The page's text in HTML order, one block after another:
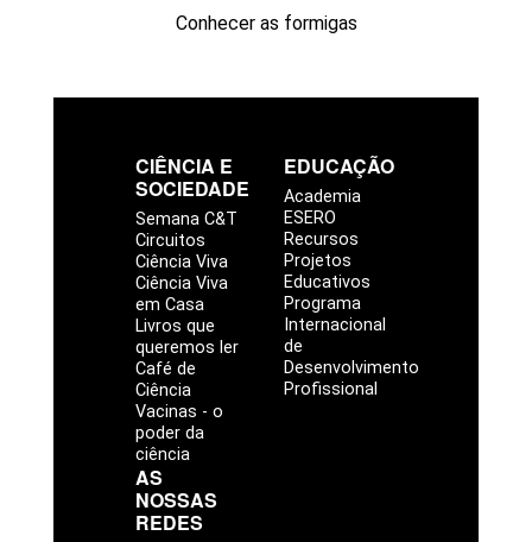
Conhecer as formigas
CIÊNCIA E
SOCIEDADE
Semana C&T
Circuitos
Ciência Viva
Ciência Viva
em Casa
Livros que
queremos ler
Café de
Ciência
Vacinas - o
poder da
ciência
EDUCAÇÃO
Academia
ESERO
Recursos
Projetos
Educativos
Programa
Internacional
de
Desenvolvimento
Profissional
AS
NOSSAS
REDES